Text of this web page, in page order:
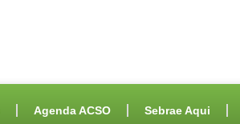
Agenda ACSO Sebrae Aqui